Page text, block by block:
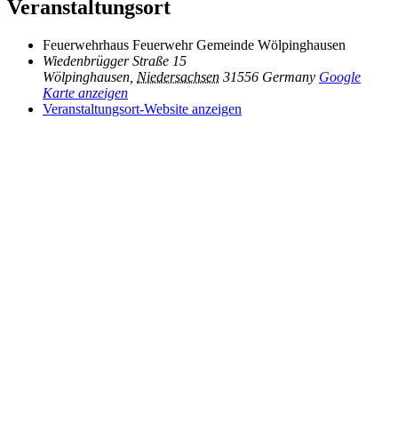
Veranstaltungsort
Feuerwehrhaus Feuerwehr Gemeinde Wölpinghausen
Wiedenbrügger Straße 15
Wölpinghausen Niedersachsen 31556 Germany Google
Karte anzeigen
Veranstaltungsort-Website anzeigen